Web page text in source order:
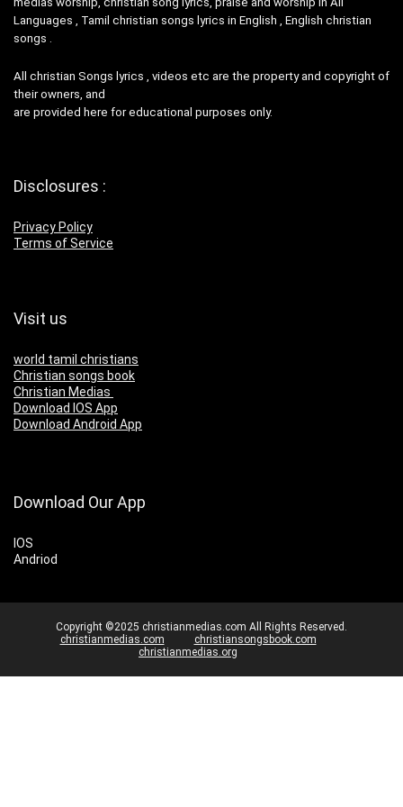
Languages , Tamil christian songs lyrics in English , English christian
songs .
All christian Songs lyrics , videos etc are the property and copyright of
their owners, and
are provided here for educational purposes only.
Disclosures :
Privacy Policy
Terms of Service
Visit us
world tamil christians
Christian songs book
Christian Medias
Download IOS App
Download Android App
Download Our App
IOS
Andriod
Copyright ©2025 christianmedias.com All Rights Reserved.
christianmedias.com
christiansongsbook.com
christianmedias.org